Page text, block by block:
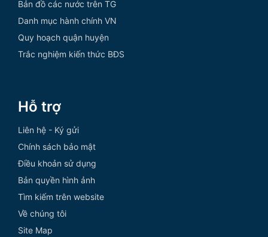
Bản đồ các nước trên TG
Danh mục hành chính VN
Quy hoạch quận huyện
Trắc nghiệm kiến thức BĐS
Hỗ trợ
Liên hệ - Ký gửi
Chính sách bảo mật
Điều khoản sử dụng
Bản quyền hình ảnh
Tìm kiếm trên website
Về chúng tôi
Site Map